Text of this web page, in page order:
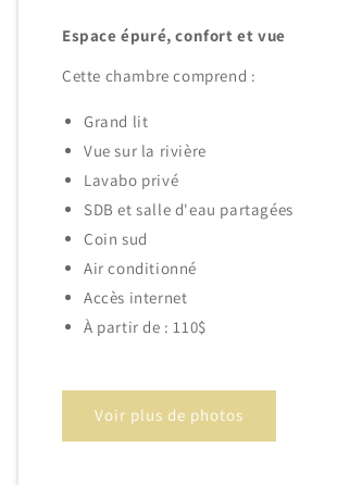
Espace épuré, confort et vue
Cette chambre comprend :
Grand lit
Vue sur la rivière
Lavabo privé
SDB et salle d'eau partagées
Coin sud
Air conditionné
Accès internet
À partir de : 110$
Voir plus de photos